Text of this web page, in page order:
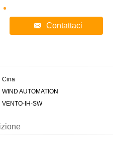
Contattaci
Cina
WIND AUTOMATION
VENTO-IH-SW